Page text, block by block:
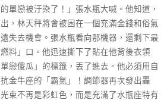
單戀被汙染了！」張水瓶大喊。他知道，
，林天秤將會被困在一個充滿金錢和俗氣
失去機會。張水瓶看向那機器，還剩下最
料」口。他迅速撕下了貼在他背後衣領
戀傻瓜」的標籤，丟了進去。他必須用自
金牛座的「霸氣」！調節器再次發出轟
束不再是彩虹色，而是充滿了水瓶座特有